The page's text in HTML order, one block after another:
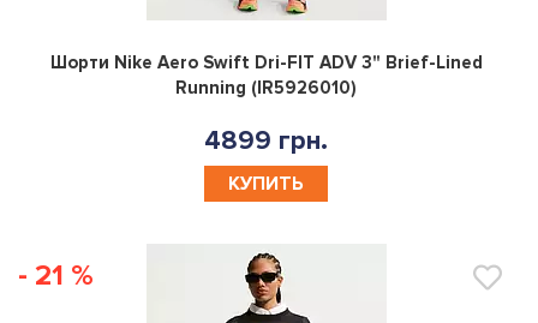
0
Шорти Nike Aero Swift Dri-FIT ADV 3" Brief-Lined
Running (IR5926010)
4899 грн.
КУПИТЬ
- 21 %